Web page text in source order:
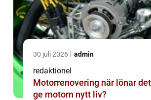
30 juli 2026 admin
redaktionel
Motorrenovering när lönar det sig att
ge motorn nytt liv?